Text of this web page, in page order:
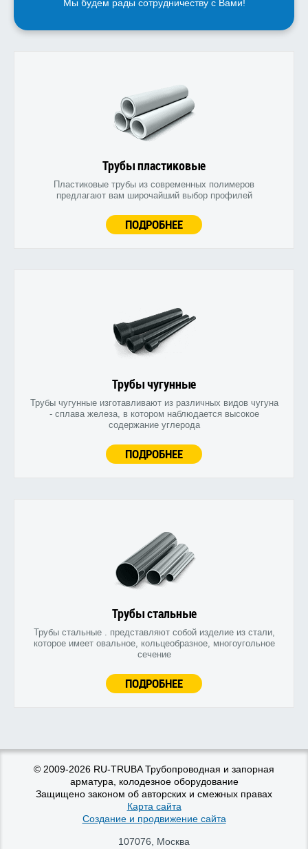
Мы будем рады сотрудничеству с Вами!
Трубы пластиковые
Пластиковые трубы из современных полимеров
предлагают вам широчайший выбор профилей
ПОДРОБНЕЕ
Трубы чугунные
Трубы чугунные изготавливают из различных видов чугуна
- сплава железа, в котором наблюдается высокое
содержание углерода
ПОДРОБНЕЕ
Трубы стальные
Трубы стальные . представляют собой изделие из стали,
которое имеет овальное, кольцеобразное, многоугольное
сечение
ПОДРОБНЕЕ
© 2009-2026 RU-TRUBA Трубопроводная и запорная
арматура, колодезное оборудование
Защищено законом об авторских и смежных правах
Карта сайта
Создание и продвижение сайта
107076
Москва